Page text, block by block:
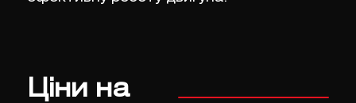
Ціни на